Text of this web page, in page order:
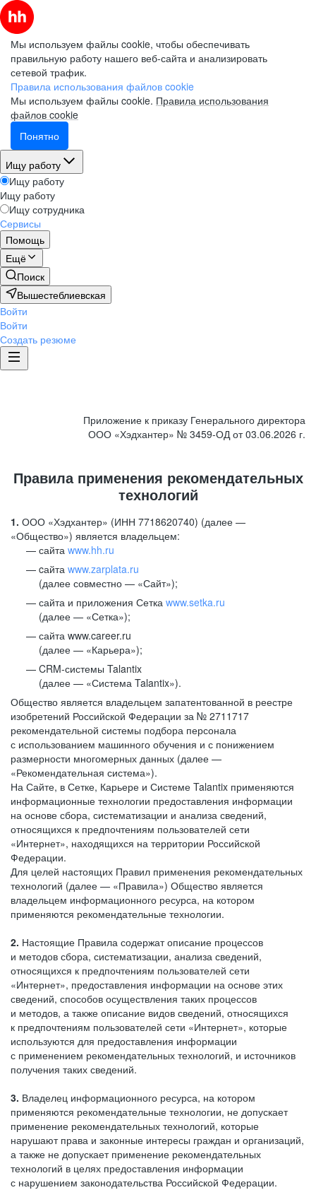
Мы используем файлы cookie, чтобы обеспечивать
правильную работу нашего веб-сайта и анализировать
сетевой трафик.
Правила использования файлов cookie
Мы используем файлы cookie. Правила использования
файлов cookie
Понятно
Ищу работу
Ищу работу
Ищу работу
Ищу сотрудника
Сервисы
Помощь
Ещё
Поиск
Вышестеблиевская
Войти
Войти
Создать резюме
Приложение к приказу Генерального директора
ООО «Хэдхантер» № 3459-ОД от 03.06.2026 г.
Правила применения рекомендательных
технологий
1. ООО «Хэдхантер» (ИНН 7718620740) (далее —
«Общество») является владельцем:
сайта www.hh.ru
cайта www.zarplata.ru
(далее совместно — «Сайт»);
сайта и приложения Сетка www.setka.ru
(далее — «Сетка»);
сайта www.career.ru
(далее — «Карьера»);
CRM-системы Talantix
(далее — «Система Talantix»).
Общество является владельцем запатентованной в реестре
изобретений Российской Федерации за № 2711717
рекомендательной системы подбора персонала
с использованием машинного обучения и с понижением
размерности многомерных данных (далее —
«Рекомендательная система»).
На Сайте, в Сетке, Карьере и Системе Talantix применяются
информационные технологии предоставления информации
на основе сбора, систематизации и анализа сведений,
относящихся к предпочтениям пользователей сети
«Интернет», находящихся на территории Российской
Федерации.
Для целей настоящих Правил применения рекомендательных
технологий (далее — «Правила») Общество является
владельцем информационного ресурса, на котором
применяются рекомендательные технологии.
2. Настоящие Правила содержат описание процессов
и методов сбора, систематизации, анализа сведений,
относящихся к предпочтениям пользователей сети
«Интернет», предоставления информации на основе этих
сведений, способов осуществления таких процессов
и методов, а также описание видов сведений, относящихся
к предпочтениям пользователей сети «Интернет», которые
используются для предоставления информации
с применением рекомендательных технологий, и источников
получения таких сведений.
3. Владелец информационного ресурса, на котором
применяются рекомендательные технологии, не допускает
применение рекомендательных технологий, которые
нарушают права и законные интересы граждан и организаций,
а также не допускает применение рекомендательных
технологий в целях предоставления информации
с нарушением законодательства Российской Федерации.